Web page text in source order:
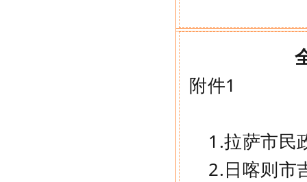
附件1
1.拉萨市民
2.日喀则市